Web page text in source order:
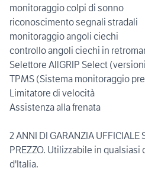
monitoraggio colpi di sonno
riconoscimento segnali stradali
monitoraggio angoli ciechi
controllo angoli ciechi in
Selettore AllGRIP Select
TPMS (Sistema monitoraggio
Limitatore di velocità
Assistenza alla frenata
2 ANNI DI GARANZIA UFFICIALE
PREZZO. Utilizzabile in
d'Italia.